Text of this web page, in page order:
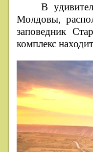
В
Молдовы,
заповедник
комплекс